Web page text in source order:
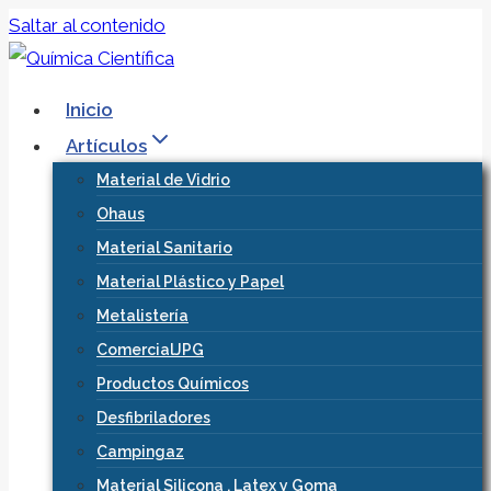
Saltar al contenido
Inicio
Artículos
Material de Vidrio
Ohaus
Material Sanitario
Material Plástico y Papel
Metalistería
ComercialJPG
Productos Químicos
Desfibriladores
Campingaz
Material Silicona , Latex y Goma